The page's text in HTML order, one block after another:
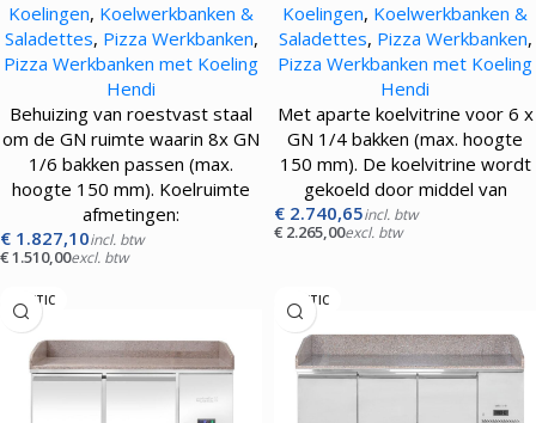
– 380L – 310W
Koelingen, Koelwerkbanken &
Saladettes, Pizza Werkbanken,
Pizza Werkbanken met Koeling
Hendi
Behuizing van roestvast staal
om de GN ruimte waarin 8x GN
1/6 bakken passen (max.
hoogte 150 mm). Koelruimte
afmetingen:
€ 1.827,10incl. btw
€1.510,00excl. btw
en koelvitrine 380+ – 254L –
400W
Koelingen, Koelwerkbanken &
Saladettes, Pizza Werkbanken,
Pizza Werkbanken met Koeling
Hendi
Met aparte koelvitrine voor 6 x
GN 1/4 bakken (max. hoogte
150 mm). De koelvitrine wordt
gekoeld door middel van
€ 2.740,65incl. btw
€ 2.265,00excl. btw
ARKTIC ARKTIC